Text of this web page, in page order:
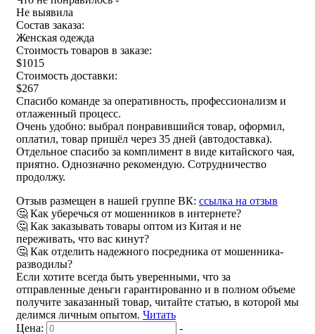
Не выявила
Состав заказа:
Женская одежда
Стоимость товаров в заказе:
$1015
Стоимость доставки:
$267
Спасибо команде за оперативность, профессионализм и
отлаженный процесс.
Очень удобно: выбрал понравившийся товар, оформил,
оплатил, товар пришёл через 35 дней (автодоставка).
Отдельное спасибо за комплимент в виде китайского чая,
приятно. Однозначно рекомендую. Сотрудничество
продолжу.
Отзыв размещен в нашей группе ВК: ссылка на отзыв
🤔 Как уберечься от мошенников в интернете?
🤔 Как заказывать товары оптом из Китая и не
переживать, что вас кинут?
🤔 Как отделить надежного посредника от мошенника-
разводилы?
Если хотите всегда быть уверенными, что за
отправленные деньги гарантированно и в полном объеме
получите заказанный товар, читайте статью, в которой мы
делимся личным опытом. Читать
Цена: -